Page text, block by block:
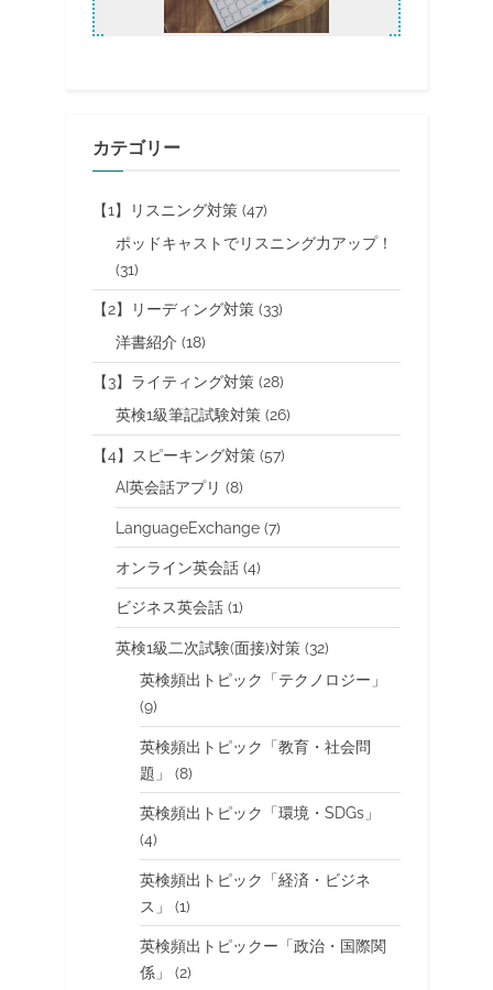
カテゴリー
【1】リスニング対策 (47)
ポッドキャストでリスニング力アップ！
(31)
【2】リーディング対策 (33)
洋書紹介 (18)
【3】ライティング対策 (28)
英検1級筆記試験対策 (26)
【4】スピーキング対策 (57)
AI英会話アプリ (8)
LanguageExchange (7)
オンライン英会話 (4)
ビジネス英会話 (1)
英検1級二次試験(面接)対策 (32)
英検頻出トピック「テクノロジー」
(9)
英検頻出トピック「教育・社会問
題」
(8)
英検頻出トピック「環境・SDGs」
(4)
英検頻出トピック「経済・ビジネ
ス」
(1)
英検頻出トピックー「政治・国際関
係」
(2)